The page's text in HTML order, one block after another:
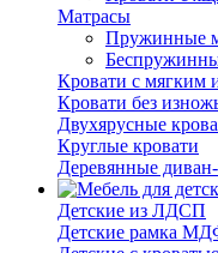
Матрасы
Пружинные
Кровати с мягким
Кровати без
Двухярусные
Круглые кровати
Деревянные
Детские из ЛДСП
Детские рамка